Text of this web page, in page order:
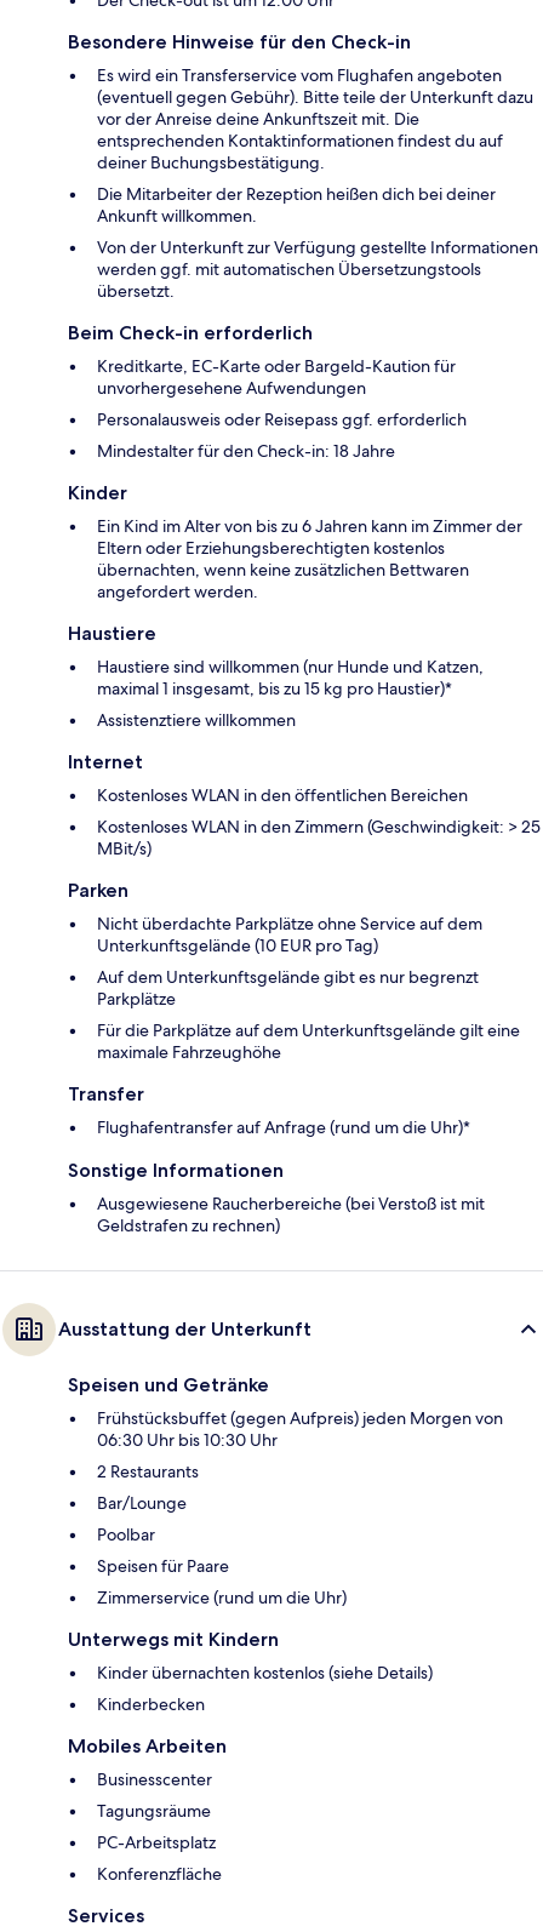
Besondere Hinweise für den Check-in
Es wird ein Transferservice vom Flughafen angeboten
(eventuell gegen Gebühr). Bitte teile der Unterkunft dazu
vor der Anreise deine Ankunftszeit mit. Die
entsprechenden Kontaktinformationen findest du auf
deiner Buchungsbestätigung.
Die Mitarbeiter der Rezeption heißen dich bei deiner
Ankunft willkommen.
Von der Unterkunft zur Verfügung gestellte Informationen
werden ggf. mit automatischen Übersetzungstools
übersetzt.
Beim Check-in erforderlich
Kreditkarte, EC-Karte oder Bargeld-Kaution für
unvorhergesehene Aufwendungen
Personalausweis oder Reisepass ggf. erforderlich
Mindestalter für den Check-in: 18 Jahre
Kinder
Ein Kind im Alter von bis zu 6 Jahren kann im Zimmer der
Eltern oder Erziehungsberechtigten kostenlos
übernachten, wenn keine zusätzlichen Bettwaren
angefordert werden.
Haustiere
Haustiere sind willkommen (nur Hunde und Katzen,
maximal 1 insgesamt, bis zu 15 kg pro Haustier)*
Assistenztiere willkommen
Internet
Kostenloses WLAN in den öffentlichen Bereichen
Kostenloses WLAN in den Zimmern (Geschwindigkeit: > 25
MBit/s)
Parken
Nicht überdachte Parkplätze ohne Service auf dem
Unterkunftsgelände (10 EUR pro Tag)
Auf dem Unterkunftsgelände gibt es nur begrenzt
Parkplätze
Für die Parkplätze auf dem Unterkunftsgelände gilt eine
maximale Fahrzeughöhe
Transfer
Flughafentransfer auf Anfrage (rund um die Uhr)*
Sonstige Informationen
Ausgewiesene Raucherbereiche (bei Verstoß ist mit
Geldstrafen zu rechnen)
Ausstattung der Unterkunft
Speisen und Getränke
Frühstücksbuffet (gegen Aufpreis) jeden Morgen von
06:30 Uhr bis 10:30 Uhr
2 Restaurants
Bar/Lounge
Poolbar
Speisen für Paare
Zimmerservice (rund um die Uhr)
Unterwegs mit Kindern
Kinder übernachten kostenlos (siehe Details)
Kinderbecken
Mobiles Arbeiten
Businesscenter
Tagungsräume
PC-Arbeitsplatz
Konferenzfläche
Services